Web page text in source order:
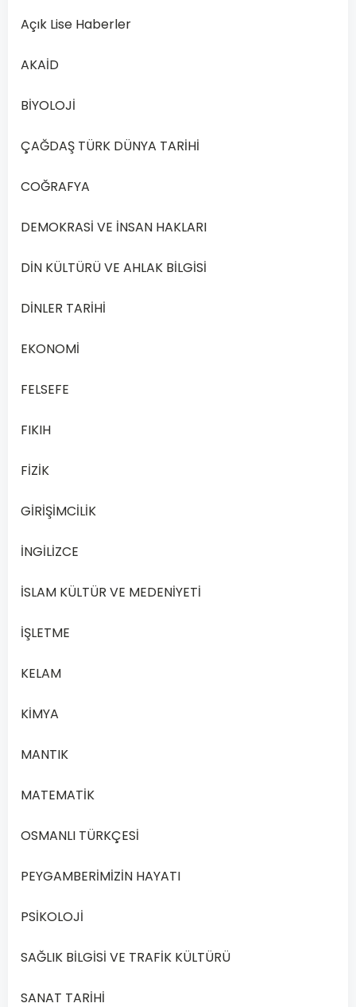
Açık
Din
ve
Bilgisi
–
Yılı
Dönem
Lise
Kültürü
Ahlak
Oku
Açık Lise Haberler
AKAİD
BİYOLOJİ
ÇAĞDAŞ TÜRK DÜNYA TARİHİ
COĞRAFYA
DEMOKRASİ VE İNSAN HAKLARI
DİN KÜLTÜRÜ VE AHLAK BİLGİSİ
DİNLER TARİHİ
EKONOMİ
FELSEFE
FIKIH
FİZİK
GİRİŞİMCİLİK
İNGİLİZCE
İSLAM KÜLTÜR VE MEDENİYETİ
İŞLETME
KELAM
KİMYA
MANTIK
MATEMATİK
OSMANLI TÜRKÇESİ
PEYGAMBERİMİZİN HAYATI
PSİKOLOJİ
SAĞLIK BİLGİSİ VE TRAFİK KÜLTÜRÜ
SANAT TARİHİ